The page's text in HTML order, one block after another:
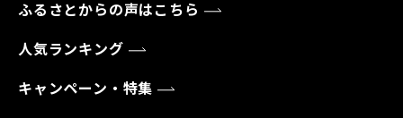
ふるさとからの声はこちら
人気ランキング
キャンペーン・特集